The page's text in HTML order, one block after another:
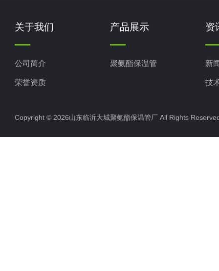
关于我们
公司简介
荣誉资质
产品展示
聚氨酯保温管
资
新
技
Copyright © 2026山东临沂大城聚氨酯保温管厂 All Rights